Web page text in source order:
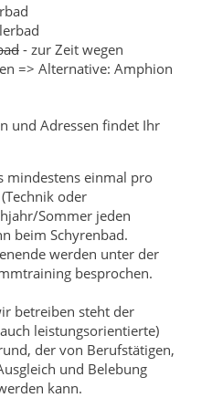
- zur Zeit wegen
=> Alternative: Amphion
und Adressen findet Ihr
mindestens einmal pro
oder
Sommer jeden
beim Schyrenbad.
werden unter der
besprochen.
betreiben steht der
leistungsorientierte)
der von Berufstätigen,
und Belebung
kann.